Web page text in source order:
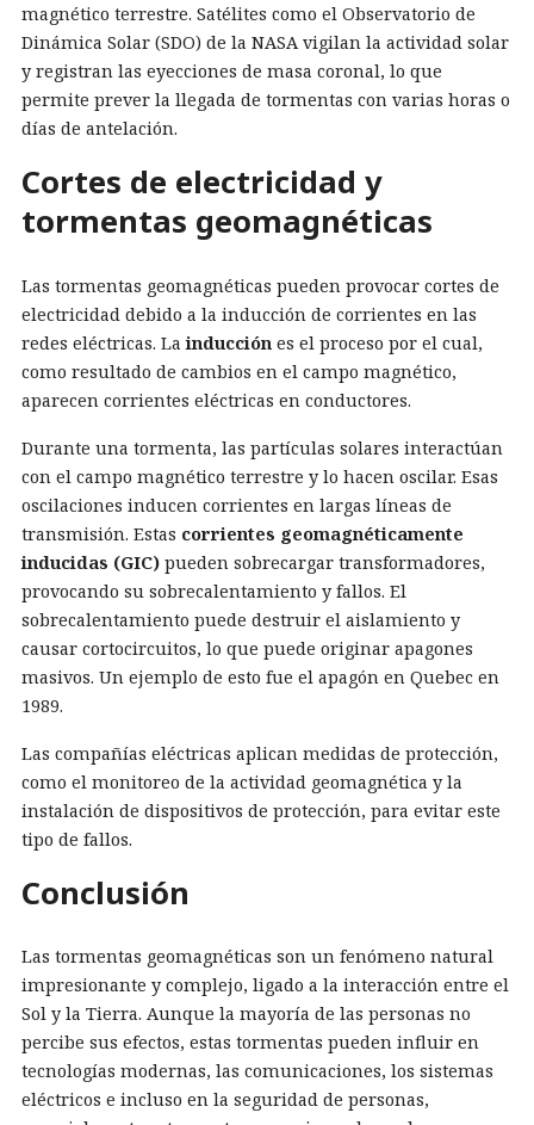
magnético terrestre. Satélites como el Observatorio de
Dinámica Solar (SDO) de la NASA vigilan la actividad solar
y registran las eyecciones de masa coronal, lo que
permite prever la llegada de tormentas con varias horas o
días de antelación.
Cortes de electricidad y
tormentas geomagnéticas
Las tormentas geomagnéticas pueden provocar cortes de
electricidad debido a la inducción de corrientes en las
redes eléctricas. Lainducción es el proceso por el cual,
como resultado de cambios en el campo magnético,
aparecen corrientes eléctricas en conductores.
Durante una tormenta, las partículas solares interactúan
con el campo magnético terrestre y lo hacen oscilar. Esas
oscilaciones inducen corrientes en largas líneas de
transmisión. Estas corrientes geomagnéticamente
inducidas (GIC) pueden sobrecargar transformadores,
provocando su sobrecalentamiento y fallos. El
sobrecalentamiento puede destruir el aislamiento y
causar cortocircuitos, lo que puede originar apagones
masivos. Un ejemplo de esto fue el apagón en Quebec en
1989.
Las compañías eléctricas aplican medidas de protección,
como el monitoreo de la actividad geomagnética y la
instalación de dispositivos de protección, para evitar este
tipo de fallos.
Conclusión
Las tormentas geomagnéticas son un fenómeno natural
impresionante y complejo, ligado a la interacción entre el
Sol y la Tierra. Aunque la mayoría de las personas no
percibe sus efectos, estas tormentas pueden influir en
tecnologías modernas, las comunicaciones, los sistemas
eléctricos e incluso en la seguridad de personas,